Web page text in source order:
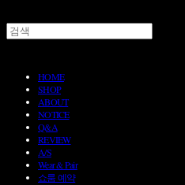
HOME
SHOP
ABOUT
NOTICE
Q&A
REVIEW
A/S
Wear & Pair
쇼룸 예약